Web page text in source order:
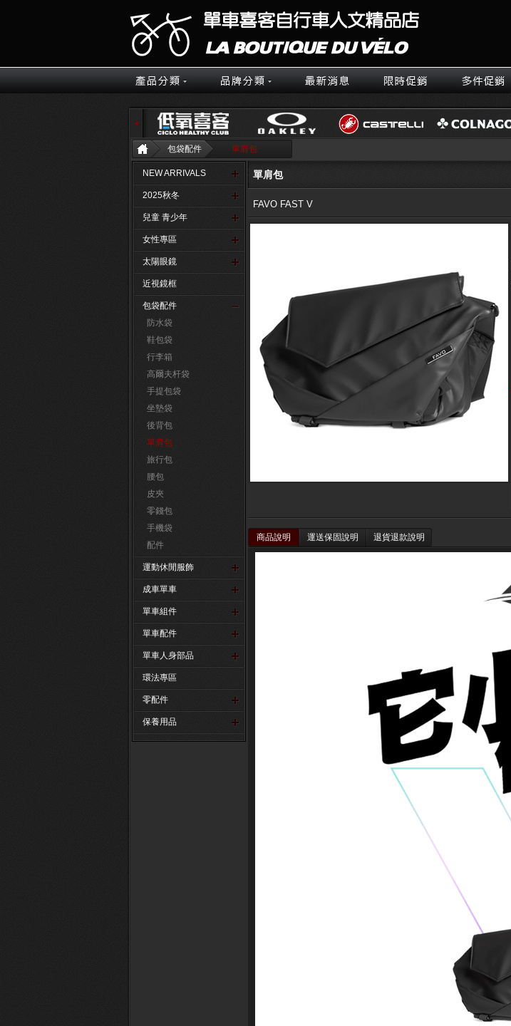
包袋配件 單肩包
NEW ARRIVALS
2025秋冬
兒童 青少年
女性專區
太陽眼鏡
近視鏡框
包袋配件
防水袋
鞋包袋
行李箱
高爾夫杆袋
手提包袋
坐墊袋
後背包
單肩包
旅行包
腰包
皮夾
零錢包
手機袋
配件
運動休閒服飾
成車單車
單車組件
單車配件
單車人身部品
環法專區
零配件
保養用品
單肩包
FAVO FAST V
商品說明 運送保固說明 退貨退款說明